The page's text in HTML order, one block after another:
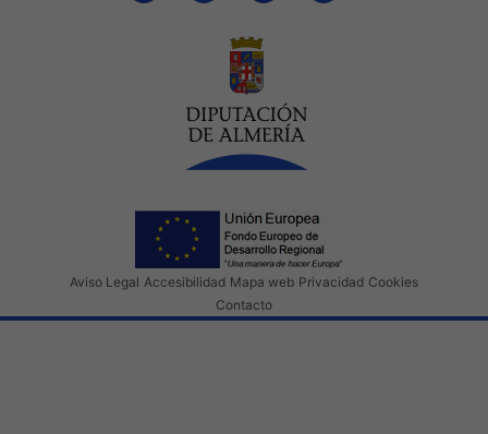
Aviso Legal Accesibilidad Mapa web Privacidad Cookies
Contacto